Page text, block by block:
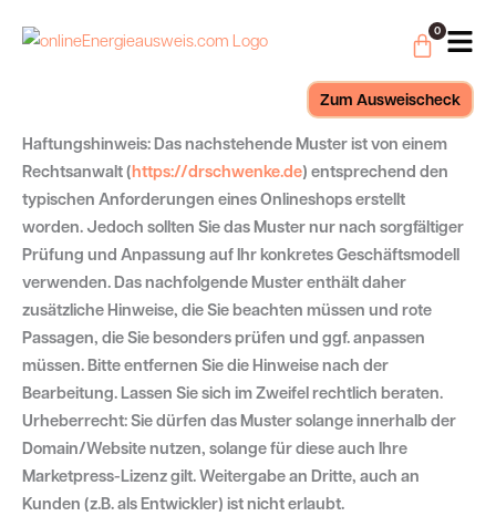
Inhalt
0
Zum Ausweischeck
Haftungshinweis: Das nachstehende Muster ist von einem
Rechtsanwalt (https://drschwenke.de) entsprechend den
typischen Anforderungen eines Onlineshops erstellt
worden. Jedoch sollten Sie das Muster nur nach sorgfältiger
Prüfung und Anpassung auf Ihr konkretes Geschäftsmodell
verwenden. Das nachfolgende Muster enthält daher
zusätzliche Hinweise, die Sie beachten müssen und rote
Passagen, die Sie besonders prüfen und ggf. anpassen
müssen. Bitte entfernen Sie die Hinweise nach der
Bearbeitung. Lassen Sie sich im Zweifel rechtlich beraten.
Urheberrecht: Sie dürfen das Muster solange innerhalb der
Domain/Website nutzen, solange für diese auch Ihre
Marketpress-Lizenz gilt. Weitergabe an Dritte, auch an
Kunden (z.B. als Entwickler) ist nicht erlaubt.